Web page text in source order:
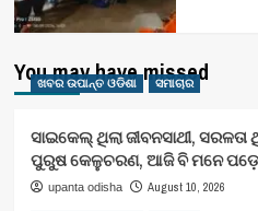
You may have missed
ଖବର ଉପାନ୍ତ ଓଡିଶା ସମାଚାର
ସାଇକେଲ୍ ଥିଲା ଜୀବନସାଥୀ,
ପୁରୁଷ କେଳୁଚରଣ, ଆଜି ବି ମନେ ପଡ଼େ
upanta odisha August 10, 2026